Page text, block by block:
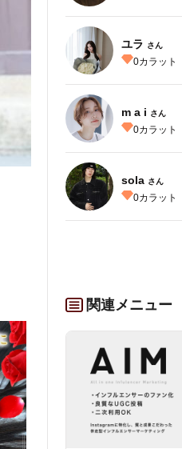
ユラ さん
0カラット
m a i さん
0カラット
sola さん
0カラット
関連メニュー